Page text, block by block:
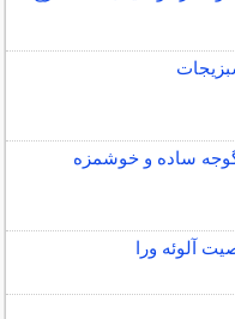
گوجه ساده و خوشمزه
آلوئه ورا